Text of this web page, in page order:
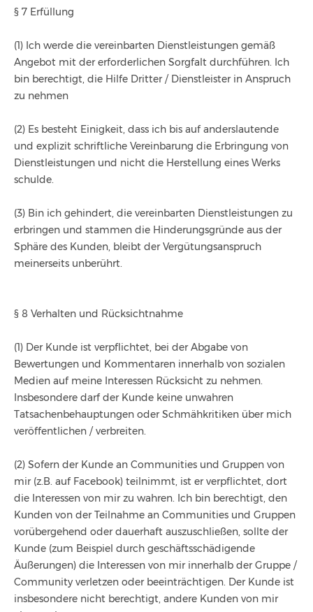
§ 7 Erfüllung
(1) Ich werde die vereinbarten Dienstleistungen gemäß
Angebot mit der erforderlichen Sorgfalt durchführen. Ich
bin berechtigt, die Hilfe Dritter / Dienstleister in Anspruch
zu nehmen
(2) Es besteht Einigkeit, dass ich bis auf anderslautende
und explizit schriftliche Vereinbarung die Erbringung von
Dienstleistungen und nicht die Herstellung eines Werks
schulde.
(3) Bin ich gehindert, die vereinbarten Dienstleistungen zu
erbringen und stammen die Hinderungsgründe aus der
Sphäre des Kunden, bleibt der Vergütungsanspruch
meinerseits unberührt.
§ 8 Verhalten und Rücksichtnahme
(1) Der Kunde ist verpflichtet, bei der Abgabe von
Bewertungen und Kommentaren innerhalb von sozialen
Medien auf meine Interessen Rücksicht zu nehmen.
Insbesondere darf der Kunde keine unwahren
Tatsachenbehauptungen oder Schmähkritiken über mich
veröffentlichen / verbreiten.
(2) Sofern der Kunde an Communities und Gruppen von
mir (z.B. auf Facebook) teilnimmt, ist er verpflichtet, dort
die Interessen von mir zu wahren. Ich bin berechtigt, den
Kunden von der Teilnahme an Communities und Gruppen
vorübergehend oder dauerhaft auszuschließen, sollte der
Kunde (zum Beispiel durch geschäftsschädigende
Äußerungen) die Interessen von mir innerhalb der Gruppe /
Community verletzen oder beeinträchtigen. Der Kunde ist
insbesondere nicht berechtigt, andere Kunden von mir